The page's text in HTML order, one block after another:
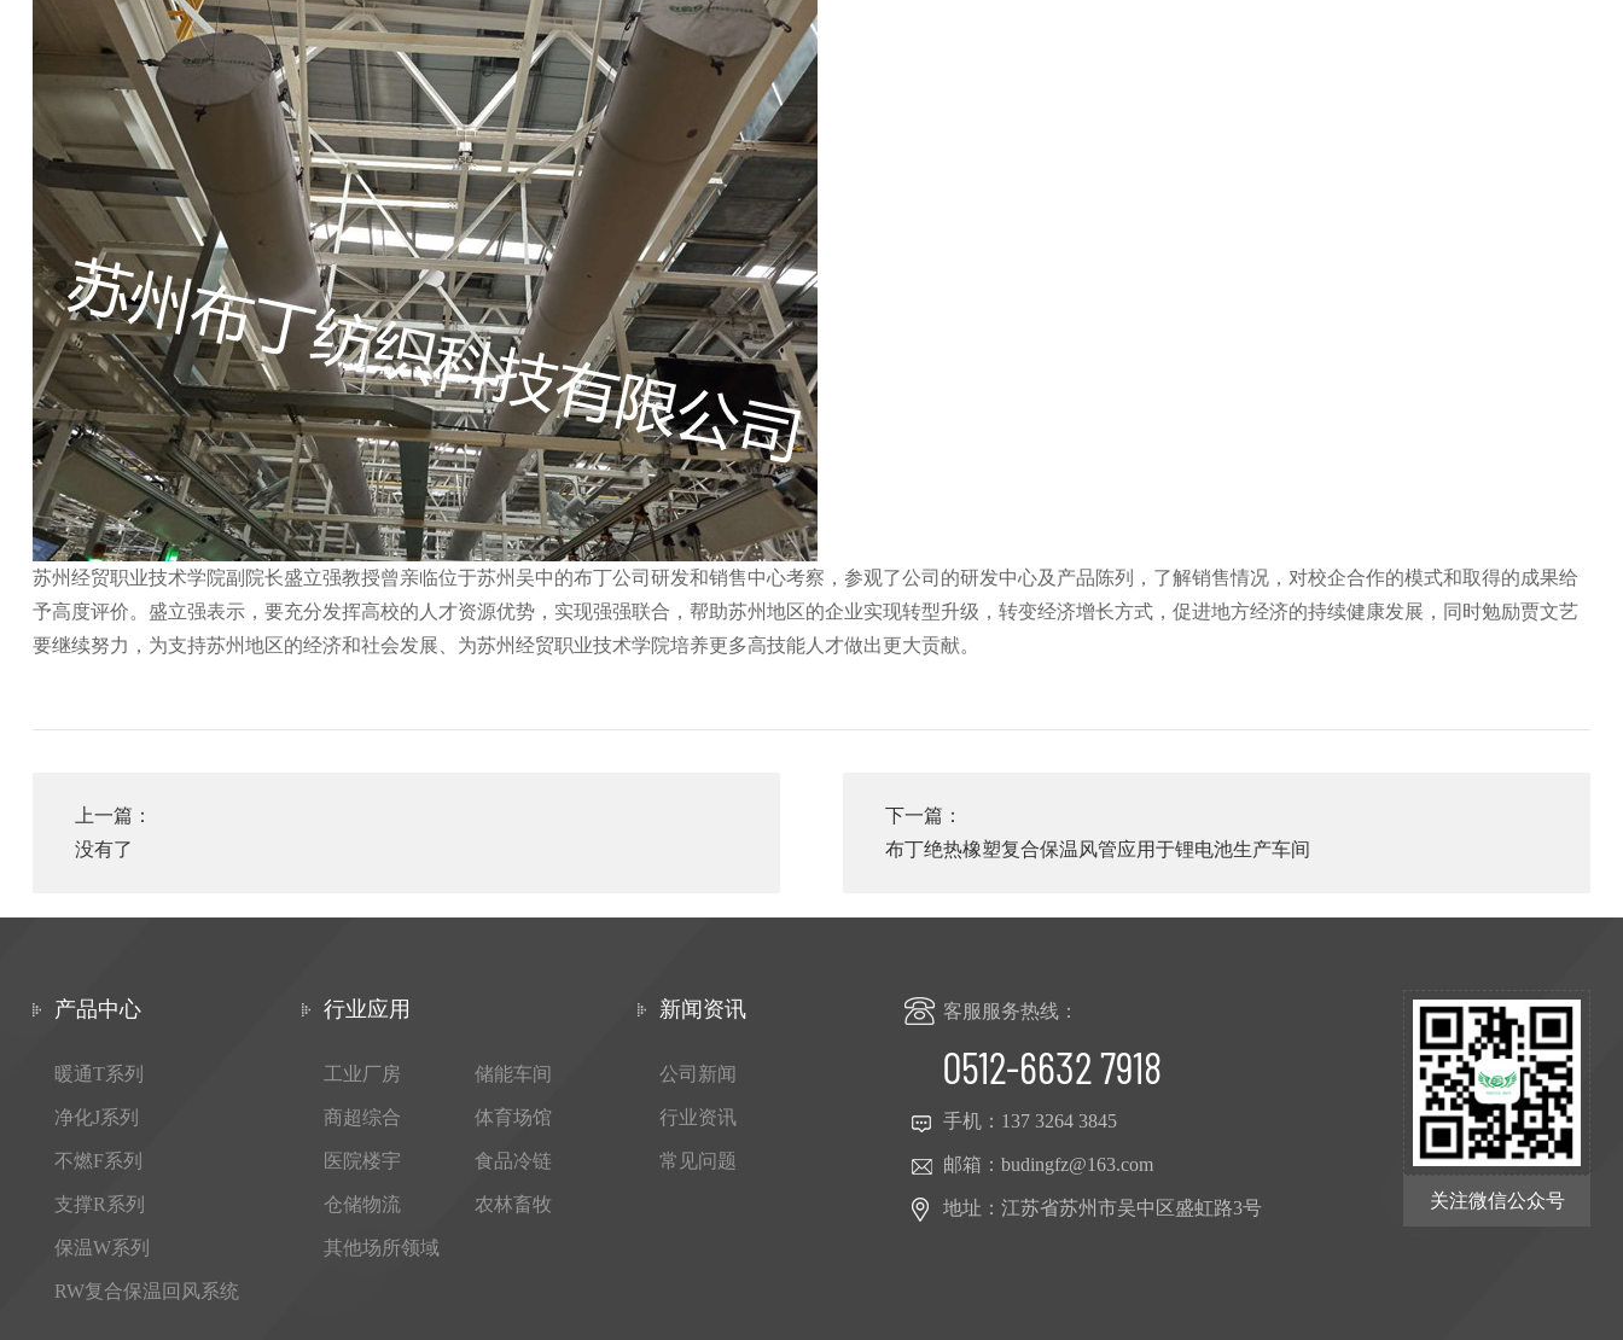
苏州经贸职业技术学院副院长盛立强教授曾亲临位于苏州吴中的布丁公司研发和销售中心考察，参观了公司的研发中心及产品陈列，了解销售情况，对校企合作的模式和取得的成果给
予高度评价。盛立强表示，要充分发挥高校的人才资源优势，实现强强联合，帮助苏州地区的企业实现转型升级，转变经济增长方式，促进地方经济的持续健康发展，同时勉励贾文艺
要继续努力，为支持苏州地区的经济和社会发展、为苏州经贸职业技术学院培养更多高技能人才做出更大贡献。
上一篇：
没有了
下一篇：
布丁绝热橡塑复合保温风管应用于锂电池生产车间
产品中心
暖通T系列
净化J系列
不燃F系列
支撑R系列
保温W系列
RW复合保温回风系统
行业应用
工业厂房 储能车间
商超综合 体育场馆
医院楼宇 食品冷链
仓储物流 农林畜牧
其他场所领域
新闻资讯
公司新闻
行业资讯
常见问题
客服服务热线：
0512-6632 7918
手机： 137 3264 3845
邮箱：budingfz@163.com
地址：江苏省苏州市吴中区盛虹路3号 关注微信公众号